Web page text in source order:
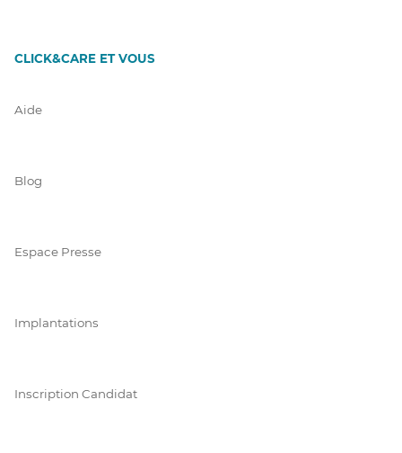
CLICK&CARE ET VOUS
Aide
Blog
Espace Presse
Implantations
Inscription Candidat